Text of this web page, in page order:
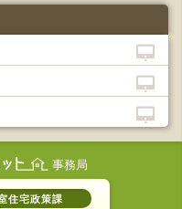
事務局
住宅政策課